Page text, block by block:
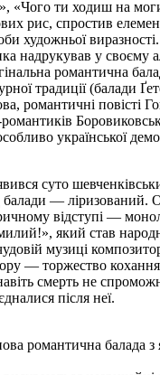
«Чого ти ходиш на
рис, спростив
художньої виразності.
надрукував у своєму
романтична
традиції (балади
романтичні повісті
романтиків
української
суто
балади — ліризований.
відступі —
який став
музиці
— торжество
смерть не
після неї.
романтична балада з